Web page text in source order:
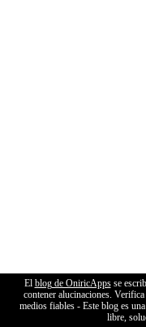
El blog de OniricAppsse
contener alucinaciones.
medios fiables - Este blog es
libre,